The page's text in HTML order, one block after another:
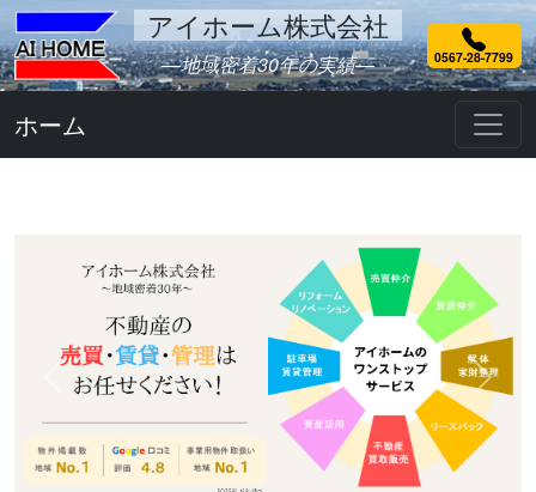
アイホーム株式会社
―地域密着30年の実績― 0567-28-7799
ホーム